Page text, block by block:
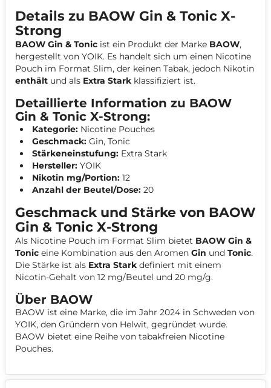
Details zu BAOW Gin & Tonic X-
Strong
BAOW Gin & Tonic ist ein Produkt der Marke BAOW,
hergestellt von YOIK. Es handelt sich um einen Nicotine
Pouch im Format Slim, der keinen Tabak, jedoch Nikotin
enthält und als Extra Stark klassifiziert ist.
Detaillierte Information zu BAOW
Gin & Tonic X-Strong:
Kategorie: Nicotine Pouches
Geschmack: Gin, Tonic
Stärkeneinstufung: Extra Stark
Hersteller: YOIK
Nikotin mg/Portion: 12
Anzahl der Beutel/Dose: 20
Geschmack und Stärke von BAOW
Gin & Tonic X-Strong
Als Nicotine Pouch im Format Slim bietet BAOW Gin &
Tonic eine Kombination aus den Aromen Gin und Tonic.
Die Stärke ist als Extra Stark definiert mit einem
Nicotin-Gehalt von 12 mg/Beutel und 20 mg/g.
Über BAOW
BAOW ist eine Marke, die im Jahr 2024 in Schweden von
YOIK, den Gründern von Helwit, gegründet wurde.
BAOW bietet eine Reihe von tabakfreien Nicotine
Pouches.